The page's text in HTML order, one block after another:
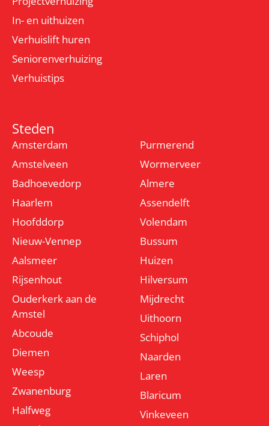
In- en uithuizen
Verhuislift huren
Seniorenverhuizing
Verhuistips
Steden
Amsterdam
Amstelveen
Badhoevedorp
Haarlem
Hoofddorp
Nieuw-Vennep
Aalsmeer
Rijsenhout
Ouderkerk aan de
Amstel
Abcoude
Diemen
Weesp
Zwanenburg
Halfweg
Purmerend
Wormerveer
Almere
Assendelft
Volendam
Bussum
Huizen
Hilversum
Mijdrecht
Uithoorn
Schiphol
Naarden
Laren
Blaricum
Vinkeveen